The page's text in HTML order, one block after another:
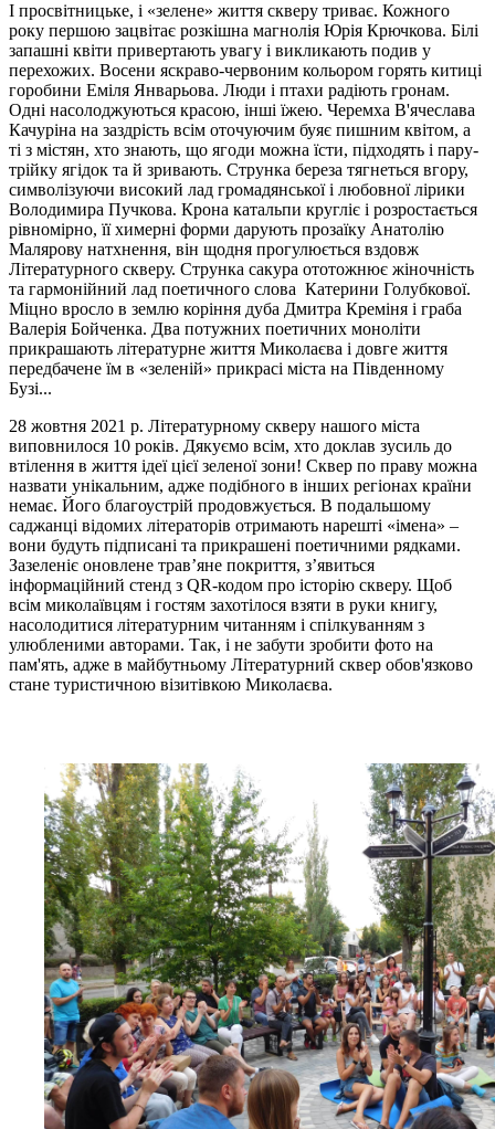
І просвітницьке, і «зелене» життя скверу триває. Кожного
року першою зацвітає розкішна магнолія Юрія Крючкова. Білі
запашні квіти привертають увагу і викликають подив у
перехожих. Восени яскраво-червоним кольором горять китиці
горобини Еміля Январьова. Люди і птахи радіють гронам.
Одні насолоджуються красою, інші їжею. Черемха В'ячеслава
Качуріна на заздрість всім оточуючим буяє пишним квітом, а
ті з містян, хто знають, що ягоди можна їсти, підходять і пару-
трійку ягідок та й зривають. Струнка береза тягнеться ​​вгору,
символізуючи високий лад громадянської і любовної лірики
Володимира Пучкова. Крона катальпи кругліє і розростається
рівномірно, її химерні форми дарують прозаїку Анатолію
Малярову натхнення, він щодня прогулюється вздовж
Літературного скверу. Струнка сакура ототожнює жіночність
та гармонійний лад поетичного слова Катерини Голубкової.
Міцно вросло в землю коріння дуба Дмитра Креміня і граба
Валерія Бойченка. Два потужних поетичних моноліти
прикрашають літературне життя Миколаєва і довге життя
передбачене ​​їм в «зеленій» прикрасі міста на Південному
Бузі...
28 жовтня 2021 р. Літературному скверу нашого міста
виповнилося 10 років. Дякуємо всім, хто доклав зусиль до
втілення в життя ідеї цієї зеленої зони! Сквер по праву можна
назвати унікальним, адже подібного в інших регіонах країни
немає. Його благоустрій продовжується. В подальшому
саджанці відомих літераторів отримають нарешті «імена» –
вони будуть підписані та прикрашені поетичними рядками.
Зазеленіє оновлене трав’яне покриття, з’явиться
інформаційний стенд з QR-кодом про історію скверу. Щоб
всім миколаївцям і гостям захотілося взяти в руки книгу,
насолодитися літературним читанням і спілкуванням з
улюбленими авторами. Так, і не забути зробити фото на
пам'ять, адже в майбутньому Літературний сквер обов'язково
стане туристичною візитівкою Миколаєва.